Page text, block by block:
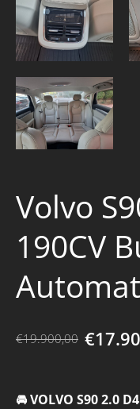
Volvo
190CV
€19.900,00
🚘 VOLVO S90 2.0